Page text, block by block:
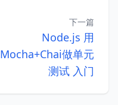
下一篇
Node.js 用
Mocha+Chai做单元
测试 入门